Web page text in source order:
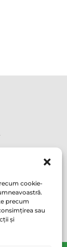
cookie-
precum
sau
și